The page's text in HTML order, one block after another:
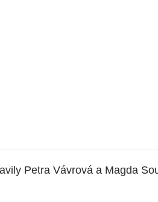
Petra Vávrová a Magda